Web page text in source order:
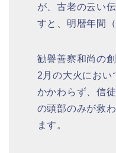
が、古老の云い
すと、明暦年間
勧譽善察和尚の
2月の大火におい
かかわらず、信
の頭部のみが救
ます。